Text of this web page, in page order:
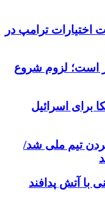
اختیارات ترامپ در
است؛ لزوم شروع
برای اسرائیل
تیم ملی شد/
اوکراینی با آتش پدافند